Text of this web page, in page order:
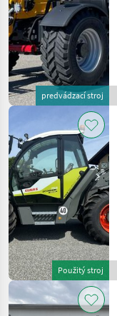
predvádzací stroj
Použitý stroj